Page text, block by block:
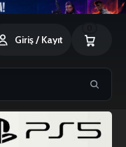
Giriş / Kayıt